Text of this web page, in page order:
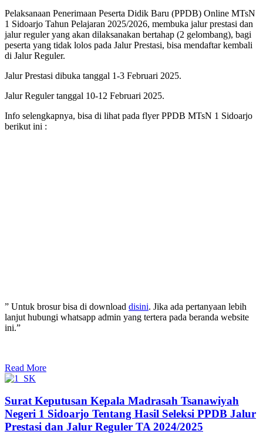
Pelaksanaan Penerimaan Peserta Didik Baru (PPDB) Online MTsN
1 Sidoarjo Tahun Pelajaran 2025/2026, membuka jalur prestasi dan
jalur reguler yang akan dilaksanakan bertahap (2 gelombang), bagi
peserta yang tidak lolos pada Jalur Prestasi, bisa mendaftar kembali
di Jalur Reguler.
Jalur Prestasi dibuka tanggal 1-3 Februari 2025.
Jalur Reguler tanggal 10-12 Februari 2025.
Info selengkapnya, bisa di lihat pada flyer PPDB MTsN 1 Sidoarjo
berikut ini :
” Untuk brosur bisa di download disini. Jika ada pertanyaan lebih
lanjut hubungi whatsapp admin yang tertera pada beranda website
ini.”
Read More
Surat Keputusan Kepala Madrasah Tsanawiyah
Negeri 1 Sidoarjo Tentang Hasil Seleksi PPDB Jalur
Prestasi dan Jalur Reguler TA 2024/2025